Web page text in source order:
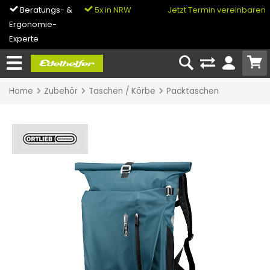
Beratungs- &
Ergonomie-
Experte
5x in NRW
0% Finanzierung
Jetzt Termin vereinbaren
Home Zubehör Taschen / Körbe Packtaschen